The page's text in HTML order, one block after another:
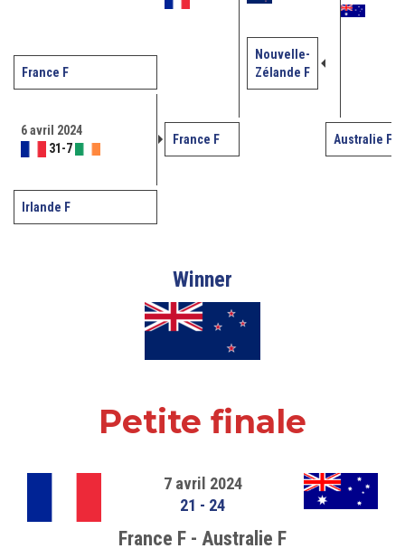
France F
Nouvelle-
Zélande F
6 avril 2024
31-7
France F Australie F
Irlande F
Winner
Petite finale
7 avril 2024
21 - 24
France F - Australie F